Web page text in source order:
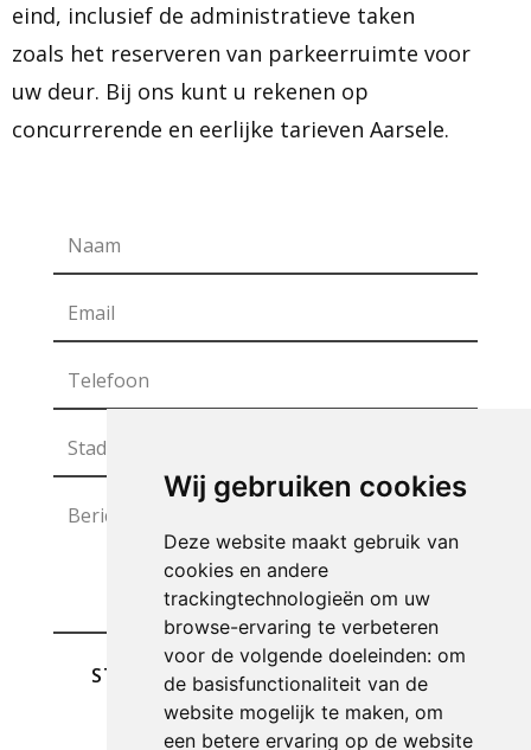
Wij gebruiken cookies
Deze website maakt gebruik van
cookies en andere
trackingtechnologieën om uw
browse-ervaring te verbeteren
voor de volgende doeleinden: om
de basisfunctionaliteit van de
website mogelijk te maken, om
een betere ervaring op de website
eind, inclusief de administratieve taken
zoals het reserveren van parkeerruimte voor
uw deur. Bij ons kunt u rekenen op
concurrerende en eerlijke tarieven Aarsele.
STUREN